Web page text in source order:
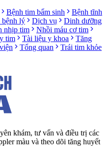
Bệnh tim bẩm sinh
Bệnh tĩnh
bệnh lý Dịch vụ
Dinh dưỡng
nhịp tim
Nhồi máu cơ tim
tim Tài liệu y khoa
Tăng
Tổng quan
Trái tim khỏe
khám, tư vấn và điều trị các
màu và theo dõi tăng huyết